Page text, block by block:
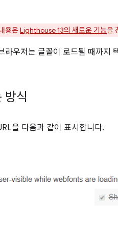
용은Lighthouse 13의 새로운 기능을
라우저는 글꼴이 로드될 때까지
식
을 다음과 같이 표시합니다.